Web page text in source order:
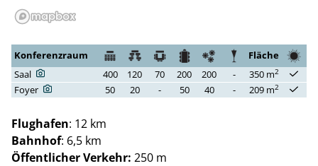
Flughafen: 12 km
Bahnhof: 6,5 km
Öffentlicher Verkehr: 250 m
Konferenzraum
Fläche
Saal
400 120 70 200 200 - 350 m2
Foyer 50 20 - 50 40 - 209 m2